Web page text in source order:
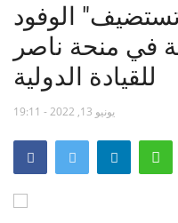
الصفحة الرئيسية
مدرسة الطليعة الوطنية
منتدى ناصر الدولي
الوفود
في منحة ناصر
للقيادة الدولية
يونيو 13, 2022 - 19:11